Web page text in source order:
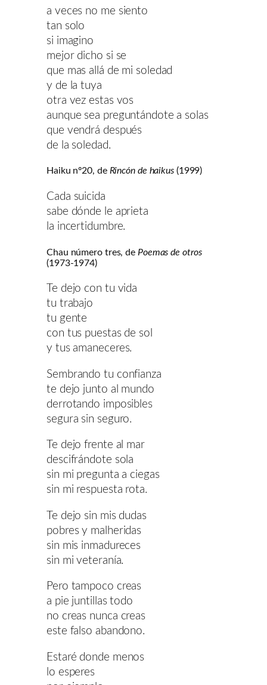
a veces no me siento
tan solo
si imagino
mejor dicho si se
que mas allá de mi soledad
y de la tuya
otra vez estas vos
aunque sea preguntándote a solas
que vendrá después
de la soledad.
Haiku nº20, de Rincón de haikus(1999)
Cada suicida
sabe dónde le aprieta
la incertidumbre.
Chau número tres, de Poemas de otros
(1973-1974)
Te dejo con tu vida
tu trabajo
tu gente
con tus puestas de sol
y tus amaneceres.
Sembrando tu confianza
te dejo junto al mundo
derrotando imposibles
segura sin seguro.
Te dejo frente al mar
descifrándote sola
sin mi pregunta a ciegas
sin mi respuesta rota.
Te dejo sin mis dudas
pobres y malheridas
sin mis inmadureces
sin mi veteranía.
Pero tampoco creas
a pie juntillas todo
no creas nunca creas
este falso abandono.
Estaré donde menos
lo esperes